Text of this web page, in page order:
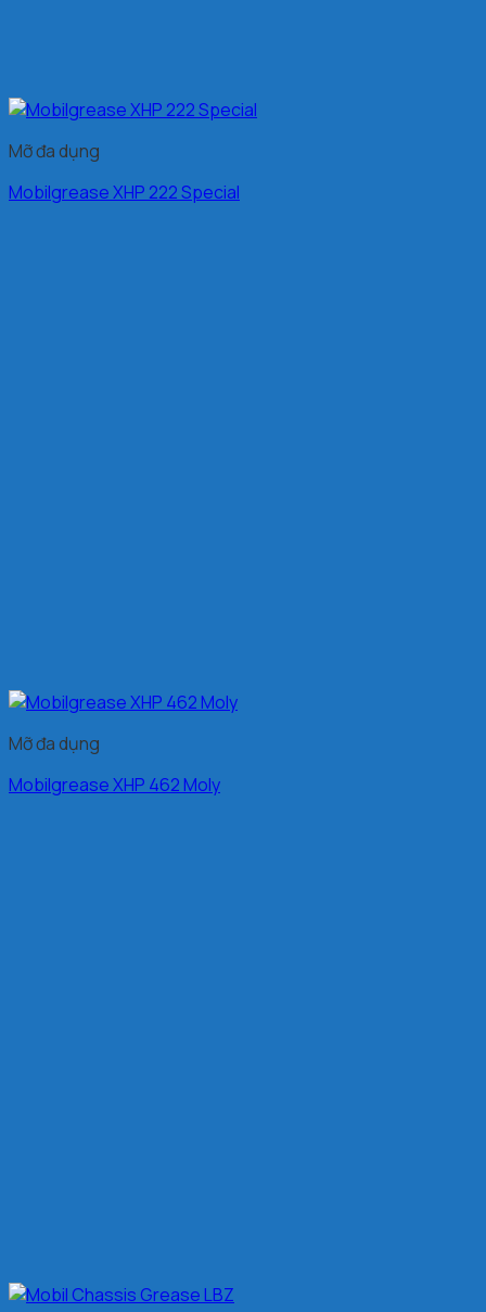
Mỡ đa dụng
Mobilgrease XHP 222 Special
Mỡ đa dụng
Mobilgrease XHP 462 Moly